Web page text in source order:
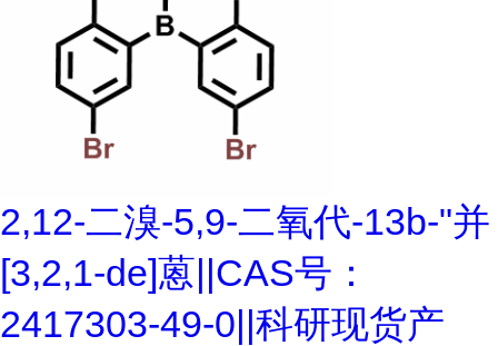
2,12-二溴-5,9-二氧代-13b-"并
[3,2,1-de]蒽||CAS号：
2417303-49-0||科研现货产